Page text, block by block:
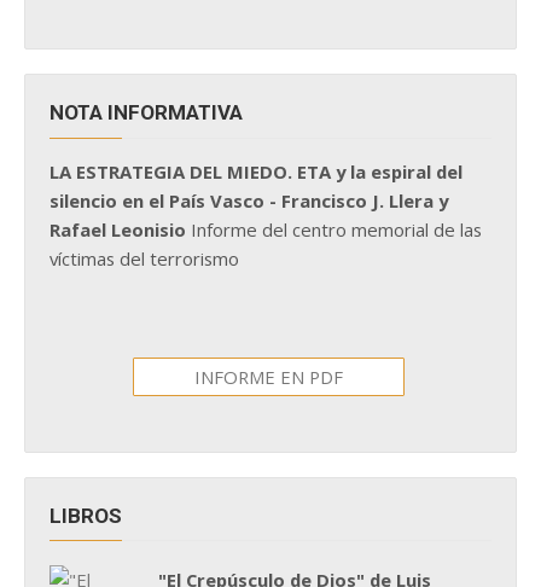
NOTA INFORMATIVA
LA ESTRATEGIA DEL MIEDO. ETA y la espiral del
silencio en el País Vasco - Francisco J. Llera y
Rafael Leonisio Informe del centro memorial de las
víctimas del terrorismo
INFORME EN PDF
LIBROS
"El Crepúsculo de Dios" de Luis